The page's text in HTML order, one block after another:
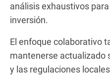
análisis exhaustivos
inversión.
El enfoque colaborativo
mantenerse actualizado
y las regulaciones